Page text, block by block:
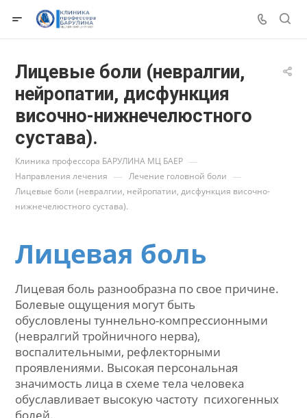
Лицевые боли (невралгии,
нейропатии, дисфункция
височно-нижнечелюстного
сустава).
Клиника профессора БАРУЛИНА МЦ БАЕР —
Направления лечения — Лечение головной боли —
Лицевые боли (невралгии, нейропатии, дисфункция височно-
Лицевая боль
Лицевая боль разнообразна по свое
Болевые ощущения могут быть
обусловлены туннельно-компрессионными
(невралгий тройничного нерва),
воспалительными, рефлекторными
проявлениями. Высокая персональная